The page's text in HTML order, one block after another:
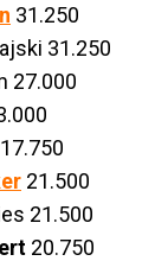
31.250
31.250
27.000
21.500
21.500
20.750